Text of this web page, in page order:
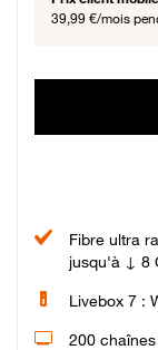
39,99 €/mois
Fibre ultra
jusqu'à ↓ 8
Livebox 7 :
200 chaînes